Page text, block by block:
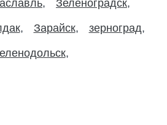
Зеленоградск
Зарайск зерноград